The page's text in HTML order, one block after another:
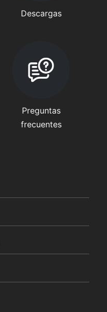
Descargas
Preguntas
frecuentes